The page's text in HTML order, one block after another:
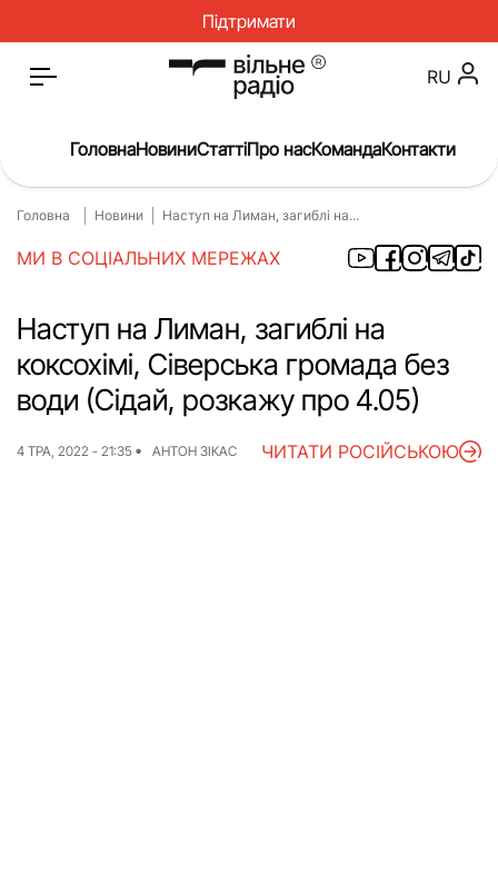
Підтримати
Головна
Окупація
Про нас
Війна
Гроші
Освіта
Інструкції
Медицина
ЖКГ
Історія
RU
ГоловнаНовиниСтаттіПро насКомандаКонтакти
Головна Новини Наступ на Лиман, загиблі на...
МИ В СОЦІАЛЬНИХ МЕРЕЖАХ
Наступ на Лиман, загиблі на
коксохімі, Сіверська громада без
води (Сідай, розкажу про 4.05)
4 ТРА, 2022 - 21:35 АНТОН ЗІКАС ЧИТАТИ РОСІЙСЬКОЮ